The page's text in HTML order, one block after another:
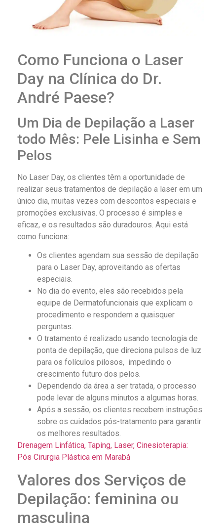
Como Funciona o Laser
Day na Clínica do Dr.
André Paese?
Um Dia de Depilação a Laser
todo Mês: Pele Lisinha e Sem
Pelos
No Laser Day, os clientes têm a oportunidade de
realizar seus tratamentos de depilação a laser em um
único dia, muitas vezes com descontos especiais e
promoções exclusivas. O processo é simples e
eficaz, e os resultados são duradouros. Aqui está
como funciona:
Os clientes agendam sua sessão de depilação
para o Laser Day, aproveitando as ofertas
especiais.
No dia do evento, eles são recebidos pela
equipe de Dermatofuncionais que explicam o
procedimento e respondem a quaisquer
perguntas.
O tratamento é realizado usando tecnologia de
ponta de depilação, que direciona pulsos de luz
para os folículos pilosos, impedindo o
crescimento futuro dos pelos.
Dependendo da área a ser tratada, o processo
pode levar de alguns minutos a algumas horas.
Após a sessão, os clientes recebem instruções
sobre os cuidados pós-tratamento para garantir
os melhores resultados.
Drenagem Linfática, Taping, Laser, Cinesioterapia:
Pós Cirurgia Plástica em Marabá
Valores dos Serviços de
Depilação: feminina ou
masculina